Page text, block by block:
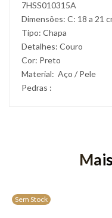
7HSS010315A
Dimensões: C: 18 a 21
Tipo: Chapa
Detalhes: Couro
Cor: Preto
Material: Aço / Pele
Pedras :
Sem Stock